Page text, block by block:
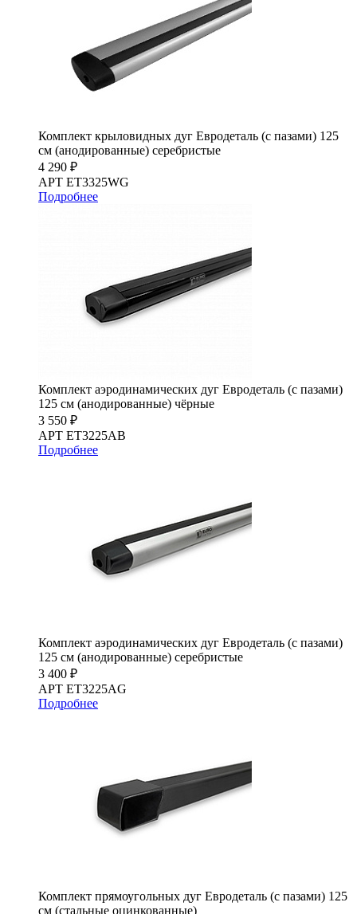
Комплект крыловидных дуг Евродеталь (с пазами) 125
см (анодированные) серебристые
4 290 ₽
АРТ ET3325WG
Подробнее
Комплект аэродинамических дуг Евродеталь (с пазами)
125 см (анодированные) чёрные
3 550 ₽
АРТ ET3225AB
Подробнее
Комплект аэродинамических дуг Евродеталь (с пазами)
125 см (анодированные) серебристые
3 400 ₽
АРТ ET3225AG
Подробнее
Комплект прямоугольных дуг Евродеталь (с пазами) 125
см (стальные оцинкованные)